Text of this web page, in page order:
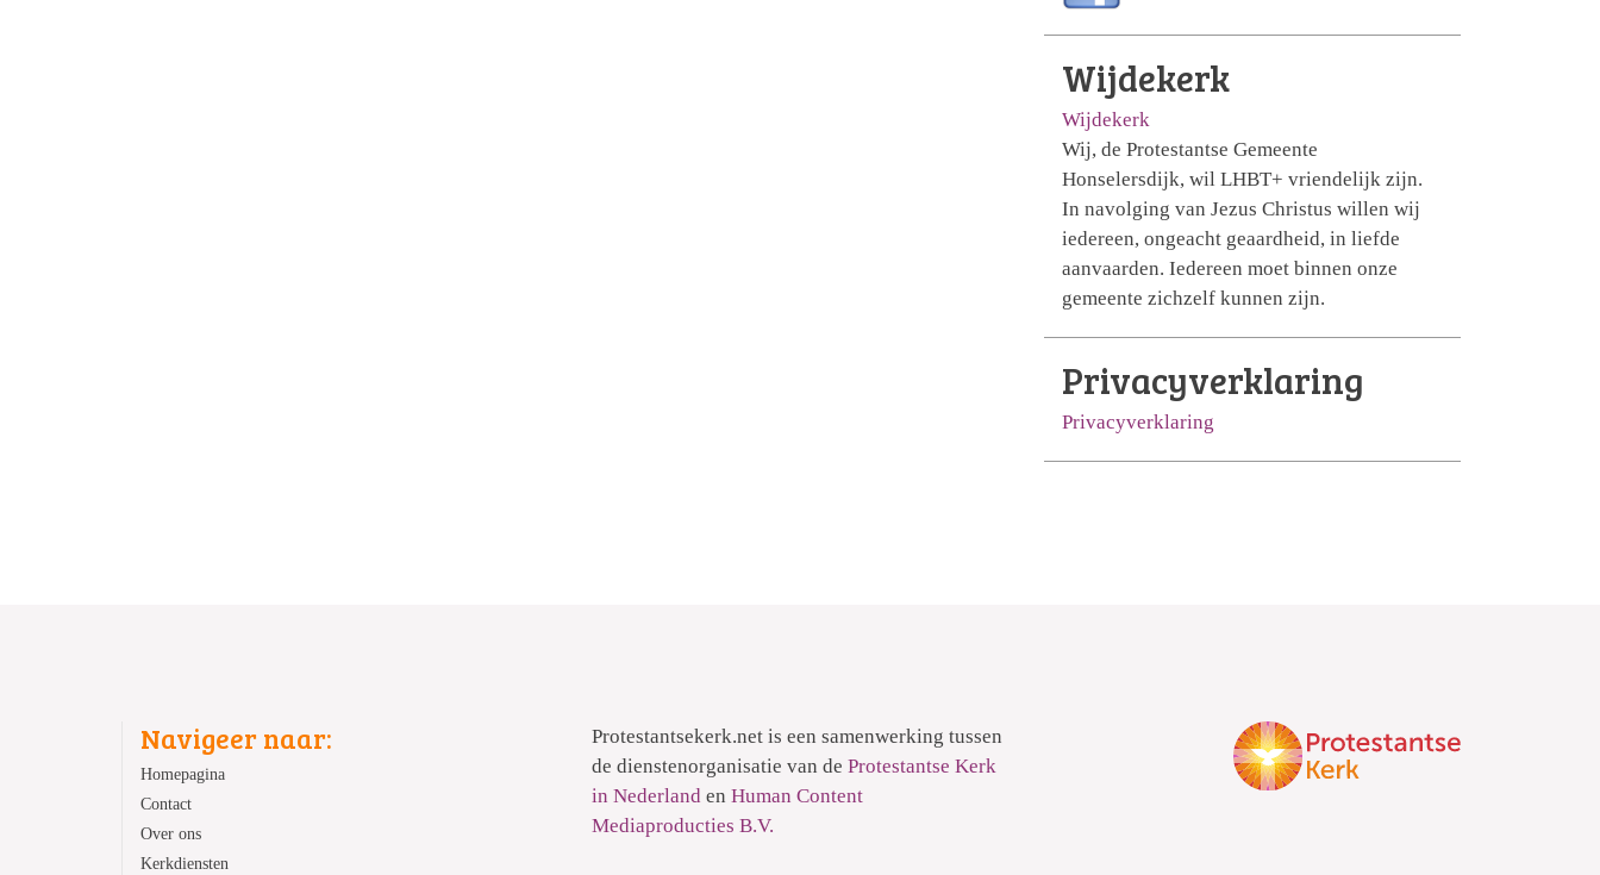
Wijdekerk
Wijdekerk
Wij, de Protestantse Gemeente
Honselersdijk, wil LHBT+ vriendelijk zijn.
In navolging van Jezus Christus willen wij
iedereen, ongeacht geaardheid, in liefde
aanvaarden. Iedereen moet binnen onze
gemeente zichzelf kunnen zijn.
Privacyverklaring
Privacyverklaring
Navigeer naar:
Homepagina
Contact
Over ons
Kerkdiensten
Protestantsekerk.net is een samenwerking tussen
de dienstenorganisatie van de Protestantse Kerk
in Nederlanden Human Content
Mediaproducties B.V.